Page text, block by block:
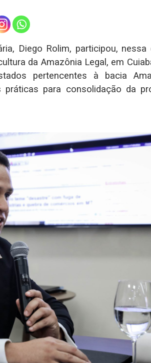
Diego Rolim, participou, nessa
da Amazônia Legal, em
pertencentes à bacia
para consolidação da